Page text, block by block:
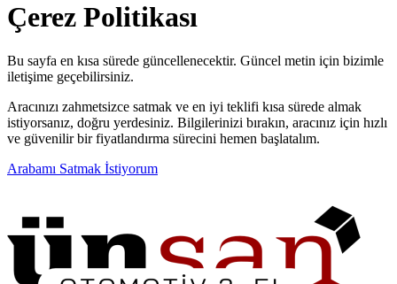
Çerez Politikası
Bu sayfa en kısa sürede güncellenecektir. Güncel metin için bizimle
iletişime geçebilirsiniz.
Aracınızı zahmetsizce satmak ve en iyi teklifi kısa sürede almak
istiyorsanız, doğru yerdesiniz. Bilgilerinizi bırakın, aracınız için hızlı
ve güvenilir bir fiyatlandırma sürecini hemen başlatalım.
Arabamı Satmak İstiyorum